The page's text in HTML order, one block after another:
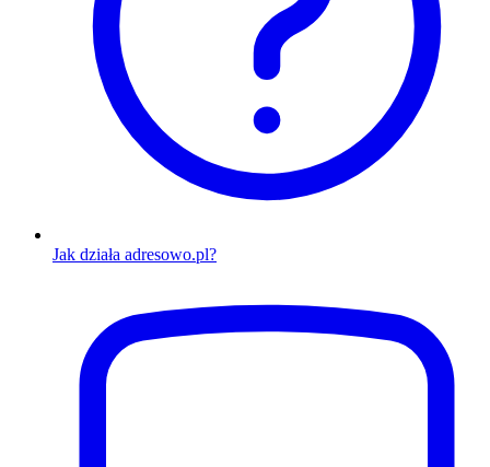
Jak działa adresowo.pl?